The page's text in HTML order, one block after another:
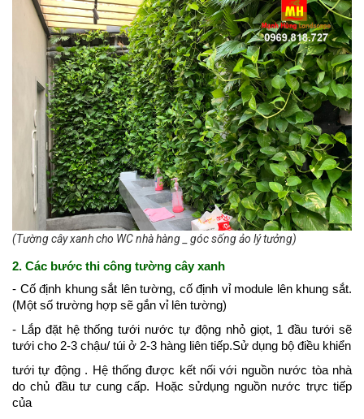
(Tường cây xanh cho WC nhà hàng _ góc sống ảo lý tưởng)
2. Các bước thi công tường cây xanh
- Cố định khung sắt lên tường, cố định vỉ module lên khung sắt.
(Một số trường hợp sẽ gắn vỉ lên tường)
- Lắp đặt hệ thống tưới nước tự động nhỏ giọt, 1 đầu tưới sẽ
tưới cho 2-3 chậu/ túi ở 2-3 hàng liên tiếp.Sử dụng bộ điều khiển
tưới tự động . Hệ thống được kết nối với nguồn nước tòa nhà
do chủ đầu tư cung cấp. Hoặc sửdụng nguồn nước trực tiếp
của